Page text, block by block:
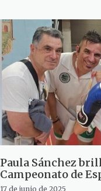
Paula Sánchez
Campeonato de
17 de junio de 2025